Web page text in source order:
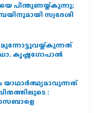
പിന്തുണയ്ക്കുന്നു;
സ്വദേശി
കൃഷ്ണഗോപാല്‍
യാഥാർത്ഥ്യമാവുന്നത്
: